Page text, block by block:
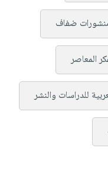
ضفاف
المعاصر
للدراسات والنشر